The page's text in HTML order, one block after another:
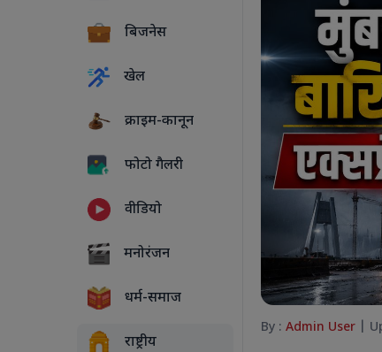
बिजनेस
खेल
क्राइम-कानून
फोटो गैलरी
वीडियो
मनोरंजन
धर्म-समाज
राष्ट्रीय
By :Admin User |